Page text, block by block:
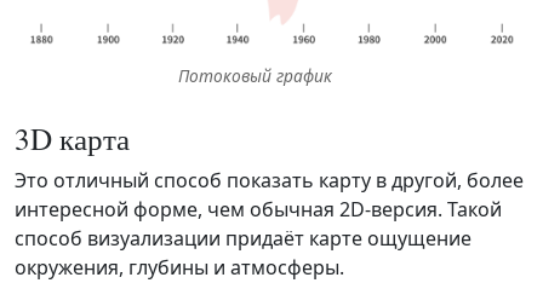
Потоковый график
3D карта
Это отличный способ показать карту в другой, более
интересной форме, чем обычная 2D-версия. Такой
способ визуализации придаёт карте ощущение
окружения, глубины и атмосферы.